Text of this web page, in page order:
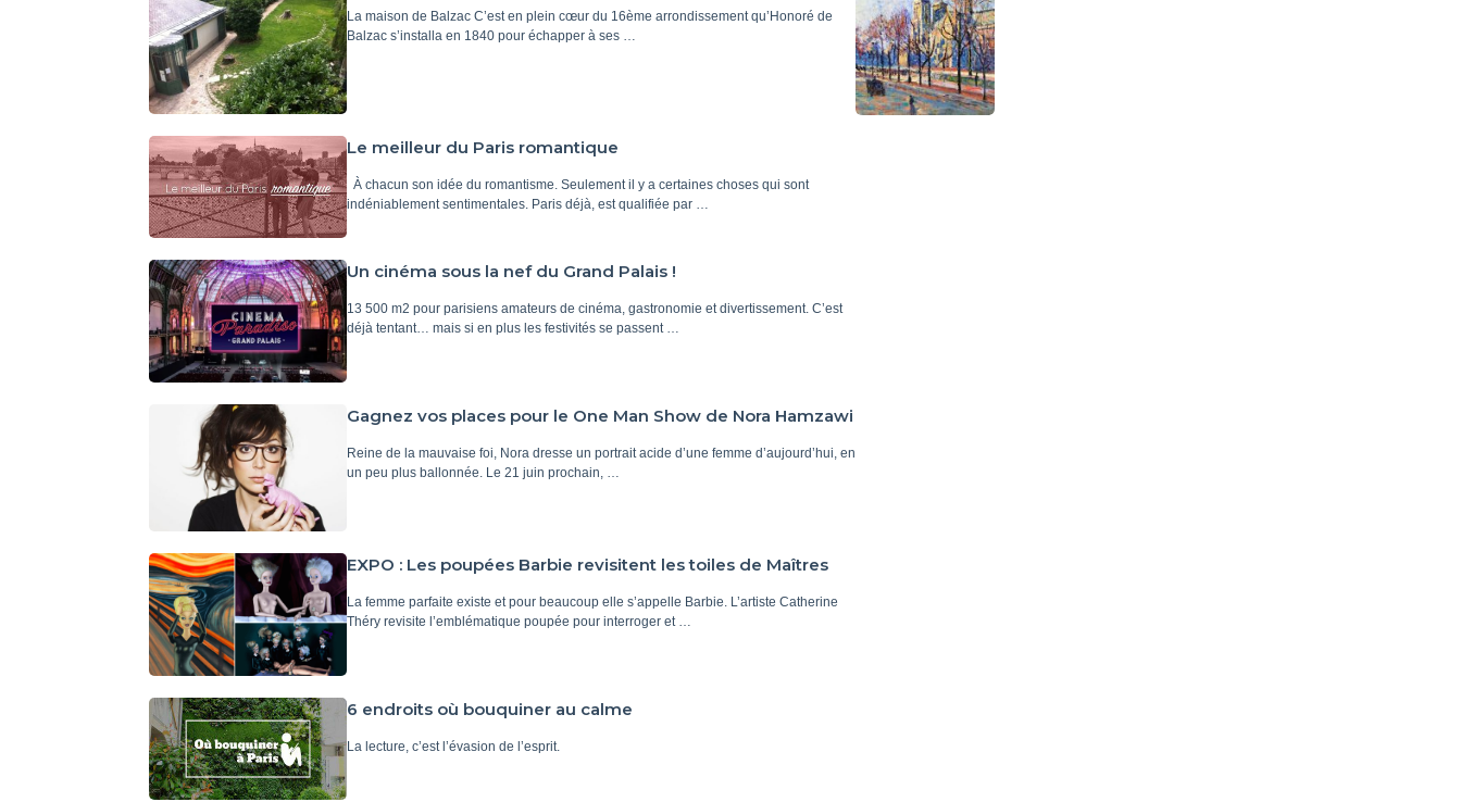
La maison de Balzac C’est en plein cœur du 16ème arrondissement qu’Honoré de
Balzac s’installa en 1840 pour échapper à ses …
Le meilleur du Paris romantique
À chacun son idée du romantisme. Seulement il y a certaines choses qui sont
indéniablement sentimentales. Paris déjà, est qualifiée par …
Un cinéma sous la nef du Grand Palais !
13 500 m2 pour parisiens amateurs de cinéma, gastronomie et divertissement. C’est
déjà tentant… mais si en plus les festivités se passent …
Gagnez vos places pour le One Man Show de Nora Hamzawi
Reine de la mauvaise foi, Nora dresse un portrait acide d’une femme d’aujourd’hui, en
un peu plus ballonnée. Le 21 juin prochain, …
EXPO : Les poupées Barbie revisitent les toiles de Maîtres
La femme parfaite existe et pour beaucoup elle s’appelle Barbie. L’artiste Catherine
Théry revisite l’emblématique poupée pour interroger et …
6 endroits où bouquiner au calme
La lecture, c’est l’évasion de l’esprit.